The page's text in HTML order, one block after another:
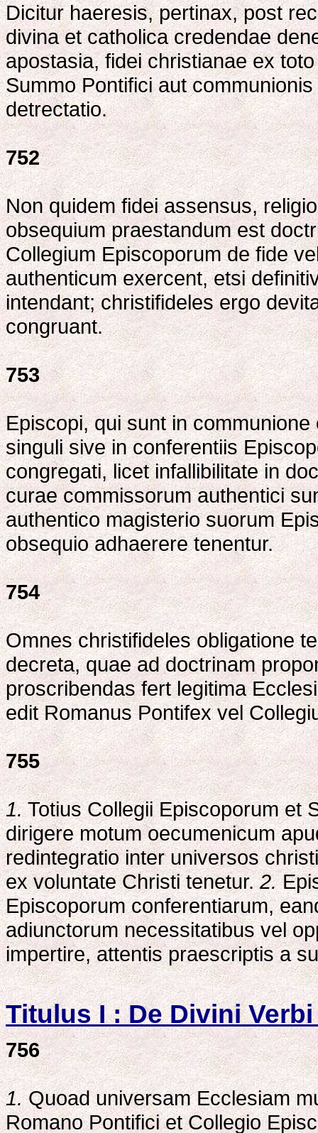
Dicitur haeresis, pertinax, post
divina et catholica credendae
apostasia, fidei christianae ex
Summo Pontifici aut
detrectatio.
752
Non quidem fidei assensus,
obsequium praestandum est
Collegium Episcoporum de fide
authenticum exercent, etsi
intendant; christifideles ergo
congruant.
753
Episcopi, qui sunt in
singuli sive in conferentiis
congregati, licet infallibilitate in
curae commissorum authentici
authentico magisterio suorum
obsequio adhaerere tenentur.
754
Omnes christifideles obligatione
decreta, quae ad doctrinam
proscribendas fert legitima
edit Romanus Pontifex vel
755
1.Totius Collegii Episcoporum et
dirigere motum oecumenicum
redintegratio inter universos
ex voluntate Christi tenetur.2.
Episcoporum conferentiarum,
adiunctorum necessitatibus vel
impertire, attentis praescriptis a
Titulus I : De Divini
756
1.Quoad universam Ecclesiam
Romano Pontifici et Collegio